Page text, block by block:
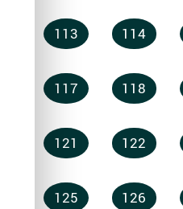
113 114
117 118
121 122
125 126